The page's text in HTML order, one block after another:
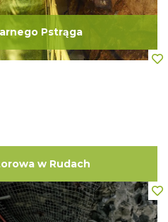
Pstrąga
w Rudach